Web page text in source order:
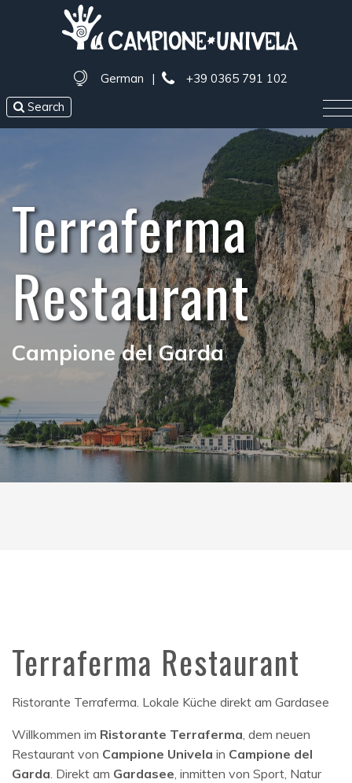
German |
+39 0365 791 102
Search
Terraferma
Restaurant
Campione del Garda
Terraferma Restaurant
Ristorante Terraferma. Lokale Küche direkt am Gardasee
Willkommen im Ristorante Terraferma, dem neuen
Restaurant von Campione Univela in Campione del
Garda. Direkt am Gardasee, inmitten von Sport, Natur